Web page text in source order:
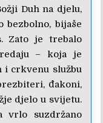
Duh na djelu,
bijaše
Zato je trebalo
– koja je
i crkvenu službu
đakoni,
djelo u svijetu.
vrlo suzdržano